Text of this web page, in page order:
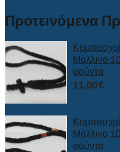
Προτεινόμενα
Μάλλινο
φούντα
11.00€
Μάλλινο
φούντα